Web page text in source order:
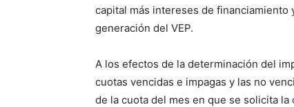
capital más intereses de
generación del VEP.
A los efectos de la determinación del
cuotas vencidas e impagas y las no
de la cuota del mes en que se solicita